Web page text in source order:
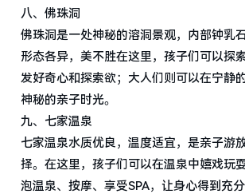
八、佛珠洞
佛珠洞是一处神秘的溶洞景观，内部钟乳
形态各异，美不胜在这里，孩子们可以探
发好奇心和探索欲；大人们则可以在宁静
神秘的亲子时光。
九、七家温泉
七家温泉水质优良，温度适宜，是亲子游
择。在这里，孩子们可以在温泉中嬉戏玩
泡温泉、按摩、享受SPA，让身心得到充分